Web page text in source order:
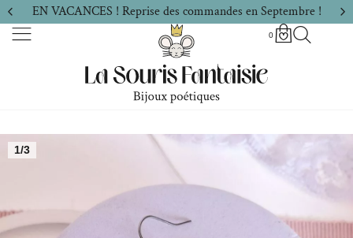
EN VACANCES ! Reprise des commandes en Septembre !
0
1/3